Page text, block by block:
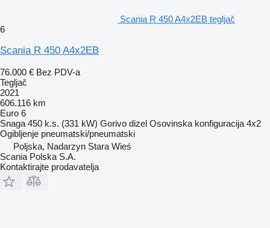
Scania R 450 A4x2EB tegljač
6
Scania R 450 A4x2EB
76.000 € Bez PDV-a
Tegljač
2021
606.116 km
Euro 6
Snaga 450 k.s. (331 kW) Gorivo dizel Osovinska konfiguracija 4x2
Ogibljenje pneumatski/pneumatski
Poljska, Nadarzyn Stara Wieś
Scania Polska S.A.
Kontaktirajte prodavatelja